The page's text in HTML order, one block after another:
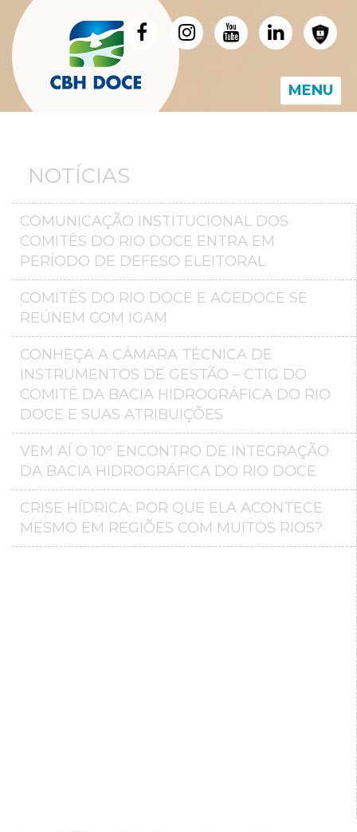
MENU
NOTÍCIAS
COMUNICAÇÃO INSTITUCIONAL DOS
COMITÊS DO RIO DOCE ENTRA EM
PERÍODO DE DEFESO ELEITORAL
COMITÊS DO RIO DOCE E AGEDOCE SE
REÚNEM COM IGAM
CONHEÇA A CÂMARA TÉCNICA DE
INSTRUMENTOS DE GESTÃO – CTIG DO
COMITÊ DA BACIA HIDROGRÁFICA DO RIO
DOCE E SUAS ATRIBUIÇÕES
VEM AÍ O 10º ENCONTRO DE INTEGRAÇÃO
DA BACIA HIDROGRÁFICA DO RIO DOCE
CRISE HÍDRICA: POR QUE ELA ACONTECE
MESMO EM REGIÕES COM MUITOS RIOS?